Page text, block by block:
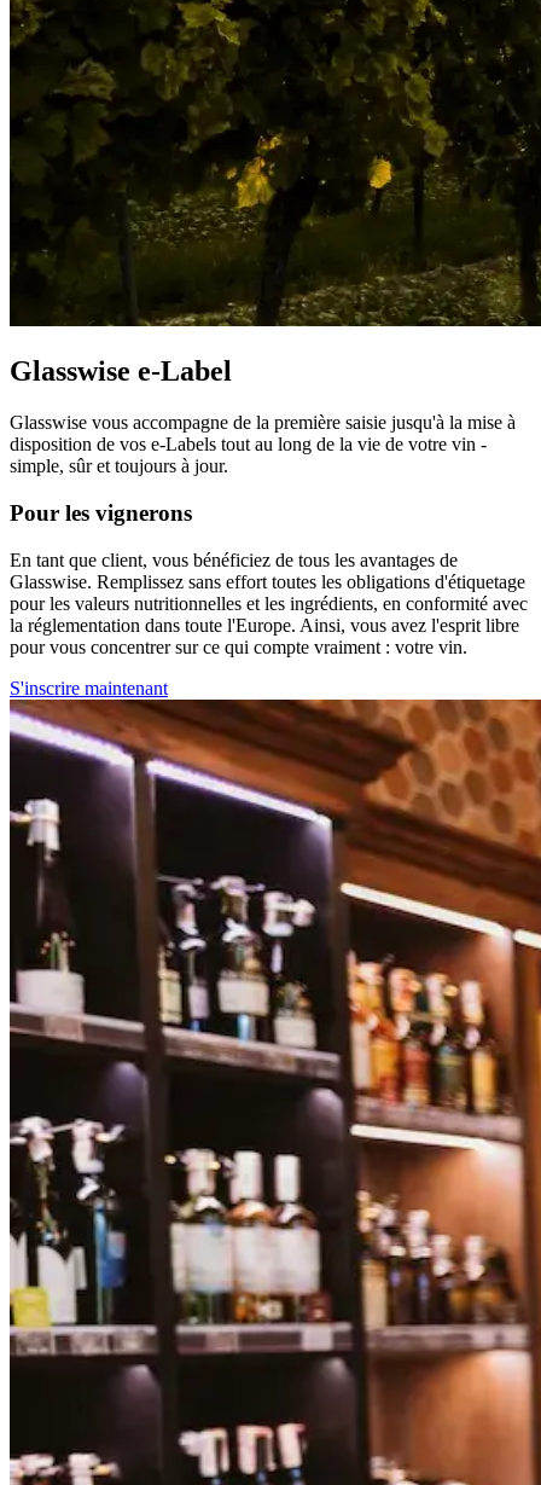
Glasswise e-Label
Glasswise vous accompagne de la première saisie jusqu'à la mise à
disposition de vos e-Labels tout au long de la vie de votre vin -
simple, sûr et toujours à jour.
Pour les vignerons
En tant que client, vous bénéficiez de tous les avantages de
Glasswise. Remplissez sans effort toutes les obligations d'étiquetage
pour les valeurs nutritionnelles et les ingrédients, en conformité avec
la réglementation dans toute l'Europe. Ainsi, vous avez l'esprit libre
pour vous concentrer sur ce qui compte vraiment : votre vin.
S'inscrire maintenant